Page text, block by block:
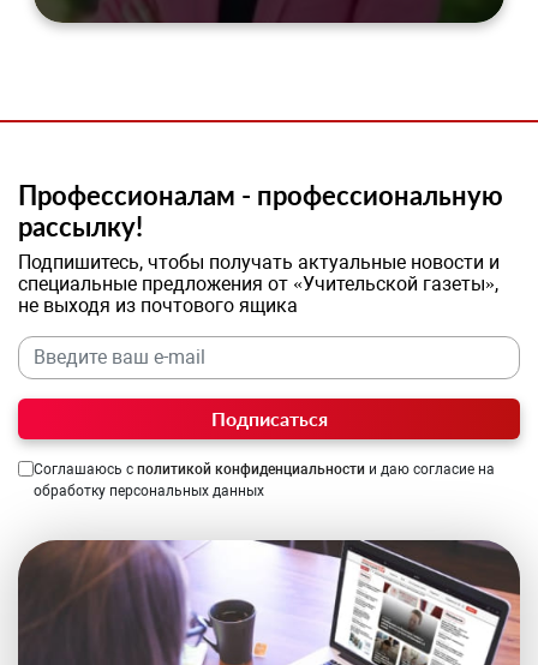
Профессионалам - профессиональную
рассылку!
Подпишитесь, чтобы получать актуальные новости и
специальные предложения от «Учительской газеты»,
не выходя из почтового ящика
Подписаться
Соглашаюсь с политикой конфиденциальности и даю согласие на
обработку персональных данных